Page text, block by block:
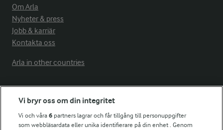
Om Arla
Nyheter & press
Jobb & karriär
Kontakta oss
Arla in other countries
Fler Arlasajter
För ägare
Vi bryr oss om din integritet
Vi och våra6 partners lagrar och får tillgång till personuppgifter
som webbläsardata eller unika identifierare på din enhet . Genom